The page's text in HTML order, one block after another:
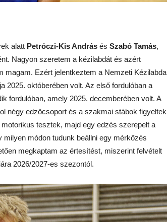
alatt Petróczi-Kis András és Szabó Tamás,
Nagyon szeretem a kézilabdát és azért
Ezért jelentkeztem a Nemzeti Kézilabda
2025. októberében volt. Az első fordulóban a
fordulóban, amely 2025. decemberében volt. A
négy edzőcsoport és a szakmai stábok figyeltek
tesztek, majd egy edzés szerepelt a
módon tudunk beállni egy mérkőzés
megkaptam az értesítést, miszerint felvételt
2026/2027-es szezontól.